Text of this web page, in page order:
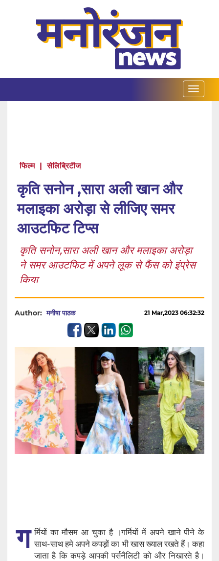
फिल्म | सेलिब्रिटीज
कृति सनोन ,सारा अली खान और
मलाइका अरोड़ा से लीजिए समर
आउटफिट टिप्स
कृति सनोन,सारा अली खान और मलाइका अरोड़ा
ने समर आउटफिट में अपने लूक से फैंस को इंप्रेस
किया
Author: मनीषा पाठक 21 Mar,2023 06:32:32
ग र्मियों का मौसम आ चुका है ।गर्मियों में अपने खाने पीने के
साथ-साथ हमे अपने कपड़ों का भी खास ख्याल रखते हैं। कहा
जाता है कि कपड़े आपकी पर्सनैलिटी को और निखारते है।